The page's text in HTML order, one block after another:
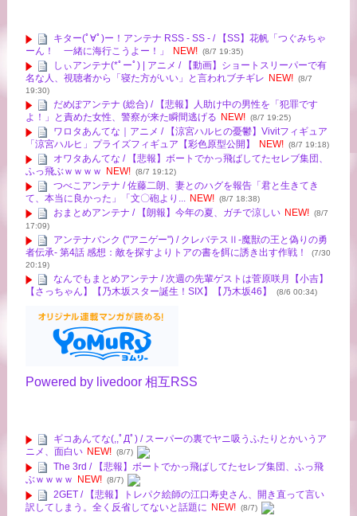
キター(ﾟ∀ﾟ)ー！アンテナ RSS - SS - / 【SS】花帆「つぐみちゃ
ーん！ 一緒に海行こうよー！」
NEW! (8/7 19:35)
しぃアンテナ(*ﾟーﾟ) | アニメ / 【動画】ショートスリーパーで有
名な人、視聴者から「寝た方がいい」と言われブチギレ NEW! (8/7
19:30)
だめぽアンテナ (総合) / 【悲報】人助け中の男性を「犯罪です
よ！」と責めた女性、警察が来た瞬間逃げる NEW! (8/7 19:25)
ワロタあんてな｜アニメ / 【涼宮ハルヒの憂鬱】Vivitフィギュア
「涼宮ハルヒ」プライズフィギュア【彩色原型公開】
NEW! (8/7 19:18)
オワタあんてな / 【悲報】ボートでかっ飛ばしてたセレブ集団、
ふっ飛ぶｗｗｗｗ NEW! (8/7 19:12)
つべこアンテナ / 佐藤二朗、妻とのハグを報告「君と生きてき
て、本当に良かった」「文〇砲より...
NEW! (8/7 18:38)
おまとめアンテナ / 【朗報】今年の夏、ガチで涼しい NEW! (8/7
17:09)
アンテナバンク ("アニゲー") / クレバテスⅡ-魔獣の王と偽りの勇
者伝承- 第4話 感想：敵を探すよりトアの書を餌に誘き出す作戦！
(7/30
20:19)
なんでもまとめアンテナ / 次週の先輩ゲストは菅原咲月【小吉】
【さっちゃん】【乃木坂スター誕生！SIX】【乃木坂46】
(8/6 00:34)
Powered by livedoor 相互RSS
ギコあんてな(,,ﾟДﾟ) / スーパーの裏でヤニ吸うふたりとかいうア
ニメ、面白い NEW! (8/7)
The 3rd / 【悲報】ボートでかっ飛ばしてたセレブ集団、ふっ飛
ぶｗｗｗｗ
NEW! (8/7)
2GET / 【悲報】トレパク絵師の江口寿史さん、開き直って言い
訳してしまう。全く反省してないと話題に NEW! (8/7)